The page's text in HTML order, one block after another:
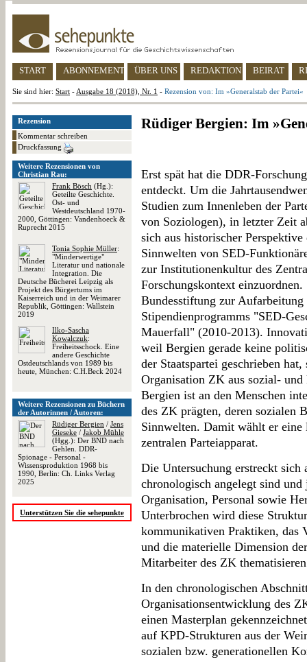
START ABONNEMENT ÜBER UNS REDAKTION BEIRAT
Sie sind hier: Start - Ausgabe 18 (2018), Nr. 1 - Rezension von: Im »Generalstab der Partei«
Rezension
Kommentar schreiben
Druckfassung
Weitere Rezensionen von
Christian Rau:
Frank Bösch (Hg.):
Geteilte Geschichte.
Ost- und
Westdeutschland 1970-
2000, Göttingen: Vandenhoeck &
Ruprecht 2015
Tonia Sophie Müller:
"Minderwertige"
Literatur und nationale
Integration. Die
Deutsche Bücherei Leipzig als
Projekt des Bürgertums im
Kaiserreich und in der Weimarer
Republik, Göttingen: Wallstein
2019
Ilko-Sascha
Kowalczuk:
Freiheitsschock. Eine
andere Geschichte
Ostdeutschlands von 1989 bis
heute, München: C.H.Beck 2024
Weitere Rezensionen zu Büchern
der Autorinnen / Autoren:
Rüdiger Bergien / Jens
Gieseke / Jakob Mühle
(Hgg.): Der BND nach
Gehlen. DDR-
Spionage - Personal -
Wissensproduktion 1968 bis
1990, Berlin: Ch. Links Verlag
2025
Unterstützen Sie die sehepunkte
Rüdiger Bergien: Im
Erst spät hat die DDR-
entdeckt. Um die
Studien zum Innenleben der
von Soziologen), in letzter Zeit
sich aus historischer
Sinnwelten von SED-
zur Institutionenkultur des
Forschungskontext
Bundesstiftung zur
Stipendienprogramms "SED-
Mauerfall" (2010-2013).
weil Bergien gerade keine
der Staatspartei geschrieben
Organisation ZK aus sozial-
Bergien ist an den Menschen
des ZK prägten, deren sozialen
Sinnwelten. Damit wählt er eine
zentralen Parteiapparat.
Die Untersuchung erstreckt
chronologisch angelegt sind
Organisation, Personal sowie
Unterbrochen wird diese
kommunikativen Praktiken, das
und die materielle Dimension
Mitarbeiter des ZK
In den chronologischen
Organisationsentwicklung des
einen Masterplan
auf KPD-Strukturen aus der
sozialen bzw. generationellen